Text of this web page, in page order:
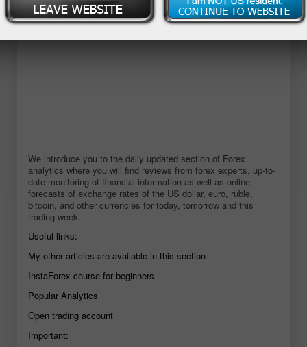
We introduce you to the daily updated section of Forex
analytics where you will find reviews from forex experts, up-to-
date monitoring of financial information as well as online
forecasts of exchange rates of the US dollar, euro, ruble,
bitcoin, and other currencies for today, tomorrow and this
trading week.
Useful links:
My other articles are available in this section
InstaForex course for beginners
Popular Analytics
Open trading account
Important: